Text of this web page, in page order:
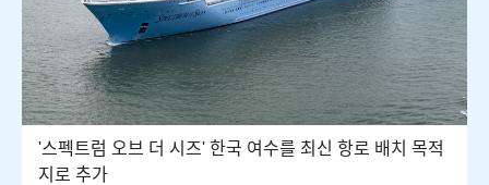
'스펙트럼 오브 더 시즈' 한국 여수를 최신 항로 배치 목적
지로 추가